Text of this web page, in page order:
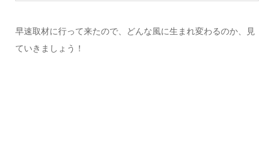
早速取材に行って来たので、どんな風に生まれ変わるのか、見
ていきましょう！